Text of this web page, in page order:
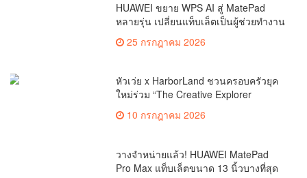
HUAWEI ขยาย WPS AI สู่ MatePad
หลายรุ่น เปลี่ยนแท็บเล็ตเป็นผู้ช่วยทำงาน
อัจฉริยะ
25 กรกฎาคม 2026
หัวเว่ย x HarborLand ชวนครอบครัวยุค
ใหม่ร่วม “The Creative Explorer
Mission” สัมผัส HUAWEI WATCH KIDS
X1 Series ผ่านภารกิจสุดสร้างสรรค์
10 กรกฎาคม 2026
วางจำหน่ายแล้ว! HUAWEI MatePad
Pro Max แท็บเล็ตขนาด 13 นิ้วบางที่สุด